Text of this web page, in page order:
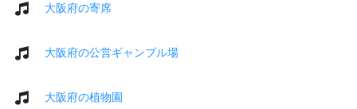
大阪府の寄席
大阪府の公営ギャンブル場
大阪府の植物園